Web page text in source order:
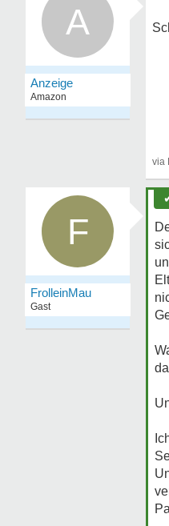
A
F
FrolleinMau
Gast